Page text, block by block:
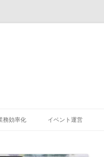
ン
ス
務効率化 イベント運営